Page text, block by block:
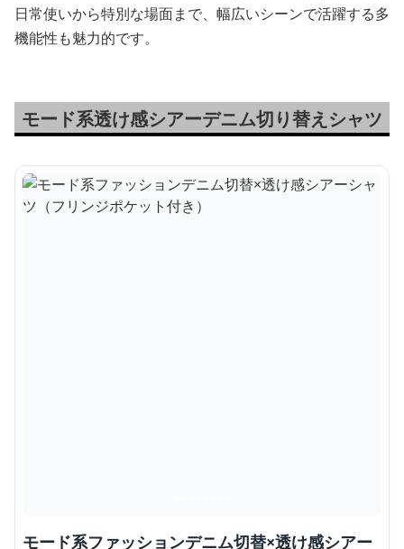
日常使いから特別な場面まで、幅広いシーンで活躍する多
機能性も魅力的です。
モード系透け感シアーデニム切り替えシャツ
モード系ファッションデニム切替×透け感シアー